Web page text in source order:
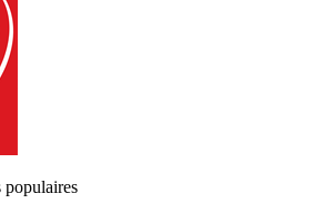
populaires